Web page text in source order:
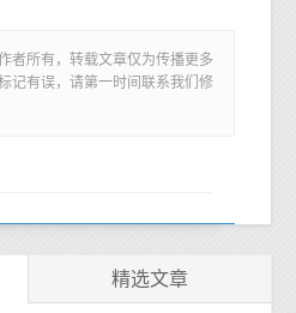
者所有，转载文章仅为传播更多
记有误，请第一时间联系我们修
精选文章